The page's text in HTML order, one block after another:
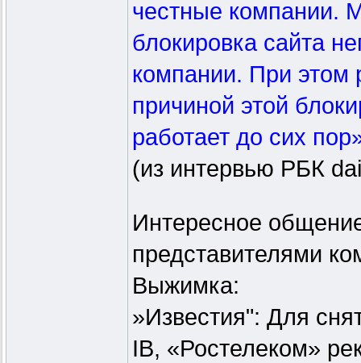
честные компании.
блокировка сайта
компании. При этом
причиной этой
работает до сих
(из интервью РБК
Интересное
представителями
Выжимка:
»Известия": Для
IB, «Ростелеком»